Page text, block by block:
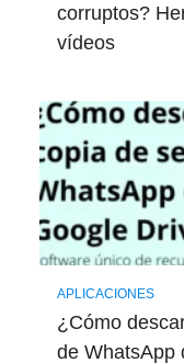
corruptos?
vídeos
APLICACIONES
¿Cómo
de WhatsApp